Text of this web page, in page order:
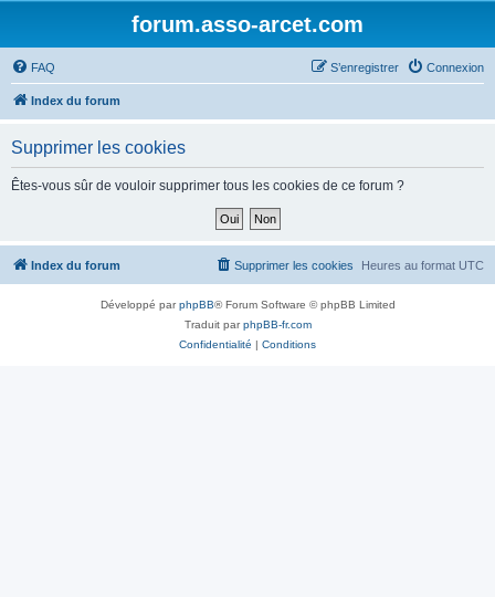
forum.asso-arcet.com
FAQ Connexion
S’enregistrer
Index du forum
Supprimer les cookies
Êtes-vous sûr de vouloir supprimer tous les cookies de ce forum ?
Index du forum Heures au format UTC
Supprimer les cookies
Développé parphpBB® Forum Software © phpBB Limited
Traduit parphpBB-fr.com
Confidentialité | Conditions